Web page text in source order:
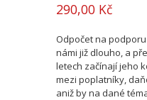
290,00 Kč
Odpočet na
námi již dlouho, a
letech začínají jeho
mezi poplatníky,
aniž by na dané